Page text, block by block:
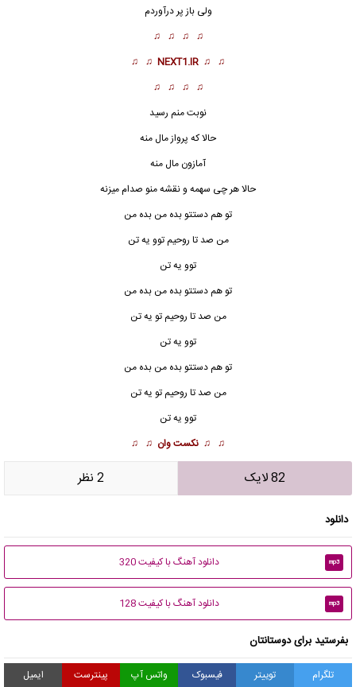
ولی باز پر درآوردم
♫ ♫ ♫ ♫
♫ ♫
NEXT1.IR
♫ ♫
♫ ♫ ♫ ♫
نوبت منم رسید
حالا که پرواز مال منه
آمازون مال منه
حالا هر چی سهمه و نقشه منو صدام میزنه
تو همدستتو بده من بده من
من صد تا روحیم توو یه تن
توو یه تن
تو هم دستتو بده من بده من
من صد تا روحیم تو یه تن
توو یه تن
تو همدستتو بده من بده من
من صد تا روحیم تو یه تن
توو یه تن
♫ ♫ نکست وان ♫ ♫
82 لایک 2 نظر
دانلود
mp3 دانلود آهنگ با کیفیت 320
mp3 دانلود آهنگ با کیفیت 128
بفرستید برای دوستانتان
تلگرام توییتر فیسبوک واتس آپ پینترست ایمیل